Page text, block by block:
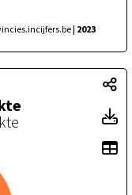
| 2023